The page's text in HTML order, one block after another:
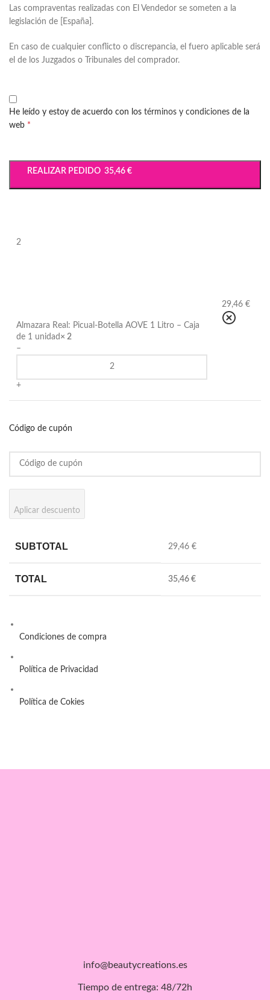
Las compraventas realizadas con El Vendedor se someten a la
legislación de [España].
En caso de cualquier conflicto o discrepancia, el fuero aplicable será
el de los Juzgados o Tribunales del comprador.
He leído y estoy de acuerdo con los términos y condiciones de la
web *
REALIZAR PEDIDO 35,46 €
2
Almazara Real: Picual-Botella AOVE 1 Litro – Caja
de 1 unidad × 2
–
+
29,46 €
Código de cupón
Aplicar descuento
SUBTOTAL 29,46 €
TOTAL 35,46 €
Condiciones de compra
Política de Privacidad
Política de Cokies
info@beautycreations.es
Tiempo de entrega: 48/72h